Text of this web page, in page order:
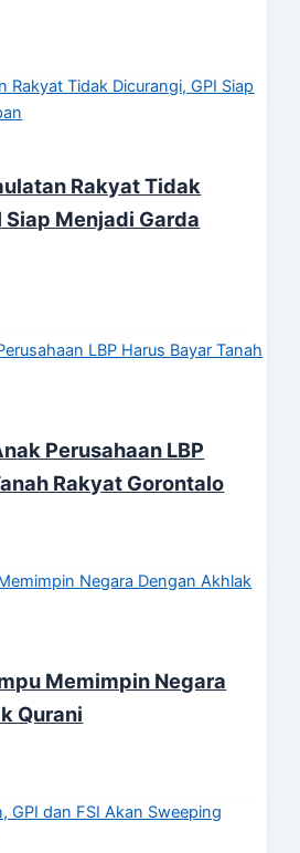
Rakyat Tidak
Siap Menjadi Garda
Perusahaan LBP
Rakyat Gorontalo
Memimpin Negara
Qurani